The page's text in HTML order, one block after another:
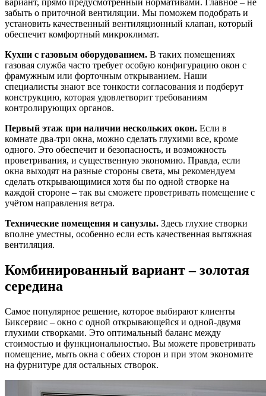
забыть о приточной вентиляции. Мы поможем подобрать и
установить качественный вентиляционный клапан, который
обеспечит комфортный микроклимат.
Кухни с газовым оборудованием. В таких помещениях
газовая служба часто требует особую конфигурацию окон с
фрамужным или форточным открыванием. Наши
специалисты знают все тонкости согласования и подберут
конструкцию, которая удовлетворит требованиям
контролирующих органов.
Первый этаж при наличии нескольких окон. Если в
комнате два-три окна, можно сделать глухими все, кроме
одного. Это обеспечит и безопасность, и возможность
проветривания, и существенную экономию. Правда, если
окна выходят на разные стороны света, мы рекомендуем
сделать открывающимися хотя бы по одной створке на
каждой стороне – так вы сможете проветривать помещение с
учётом направления ветра.
Технические помещения и санузлы. Здесь глухие створки
вполне уместны, особенно если есть качественная вытяжная
вентиляция.
Комбинированный вариант – золотая
середина
Самое популярное решение, которое выбирают клиенты
Биксервис – окно с одной открывающейся и одной-двумя
глухими створками. Это оптимальный баланс между
стоимостью и функциональностью. Вы можете проветривать
помещение, мыть окна с обеих сторон и при этом экономите
на фурнитуре для остальных створок.